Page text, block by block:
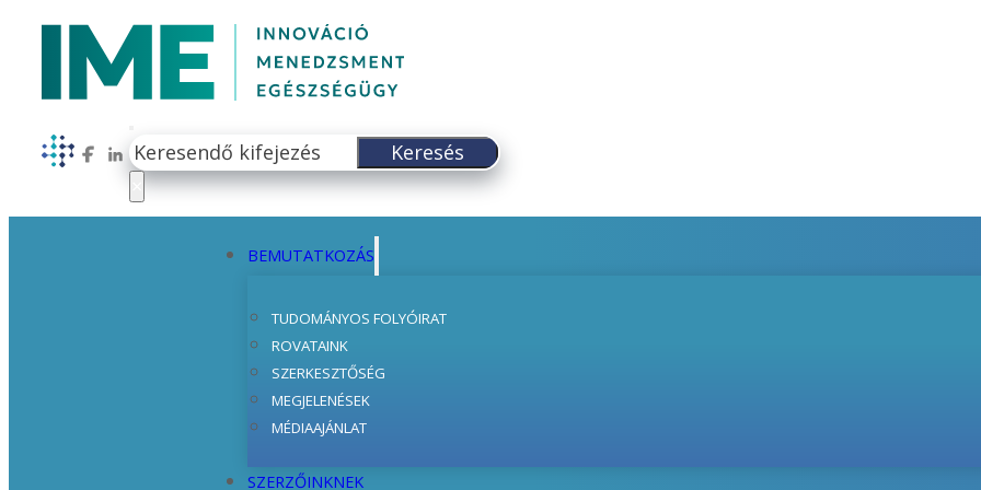
Follow us on Facebook
Follow us on LinkedIn
Keresés
Keresés
BEMUTATKOZÁS
TUDOMÁNYOS FOLYÓIRAT
ROVATAINK
SZERKESZTŐSÉG
MEGJELENÉSEK
MÉDIAAJÁNLAT
SZERZŐINKNEK